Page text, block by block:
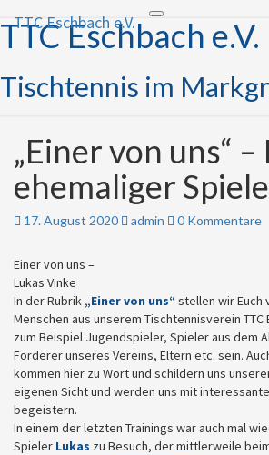
Toggle navigation
TTC Eschbach e.V.
TTC Eschbach e.V.
Tischtennis im
„Einer
von
uns“
–
Lukas
Spieler
„Einer von uns“ –
ehemaliger
17. August 2020 admin Kommentare
0 Kommentare
Einer von uns –
Lukas Vinke
In der Rubrik„Einer von uns“stellen wir Euch
Menschen aus unserem Tischtennisverein TTC
zum Beispiel Jugendspieler, Spieler aus dem
Förderer unseres Vereins, Eltern etc. sein.
kommen hier zu Wort und schildern uns
eigenen Sicht und werden uns mit
begeistern.
In einem der letzten Trainings war auch mal
Spieler Lukas zu Besuch, der mittlerweile